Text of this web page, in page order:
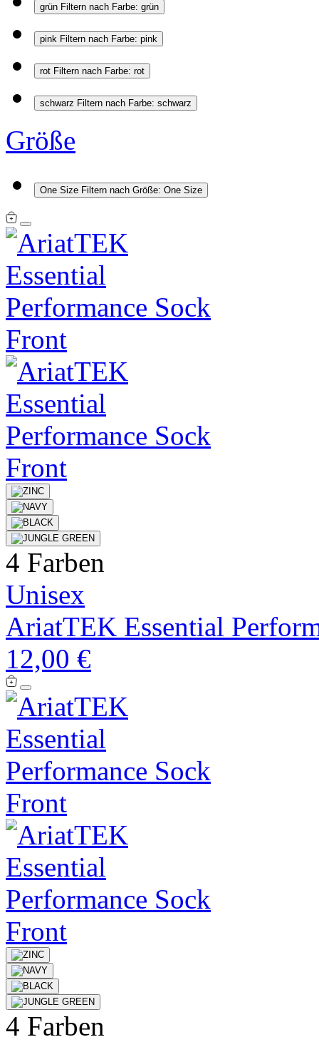
grün Filtern nach Farbe: grün
pink Filtern nach Farbe: pink
rot Filtern nach Farbe: rot
schwarz Filtern nach Farbe: schwarz
Größe
One Size Filtern nach Größe: One Size
4 Farben
Unisex
AriatTEK Essential
12,00 €
4 Farben